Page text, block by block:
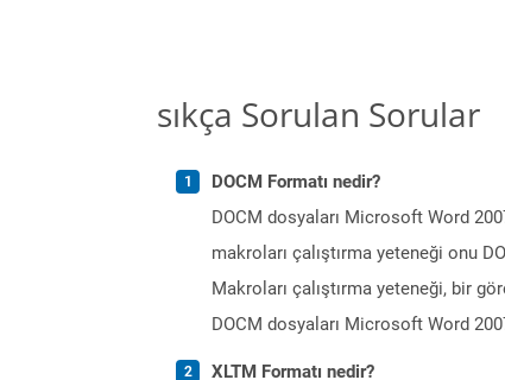
sıkça Sorulan Sorular
DOCM Formatı nedir?
DOCM dosyaları Microsoft Word
makroları çalıştırma yeteneği onu
Makroları çalıştırma yeteneği, bir
DOCM dosyaları Microsoft Word
XLTM Formatı nedir?